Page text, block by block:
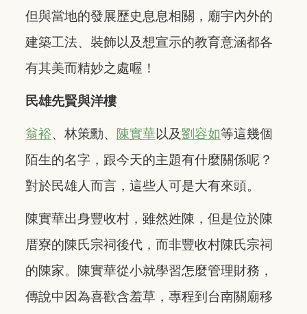
但與當地的發展歷史息息相關，廟宇內外的
建築工法、裝飾以及想宣示的教育意涵都各
有其美而精妙之處喔！
民雄先賢與洋樓
翁裕、林策勳、 陳實華以及劉容如等這幾個
陌生的名字，跟今天的主題有什麼關係呢？
對於民雄人而言，這些人可是大有來頭。
陳實華出身豐收村，雖然姓陳，但是位於陳
厝寮的陳氏宗祠後代，而非豐收村陳氏宗祠
的陳家。陳實華從小就學習怎麼管理財務，
傳說中因為喜歡含羞草，專程到台南關廟移